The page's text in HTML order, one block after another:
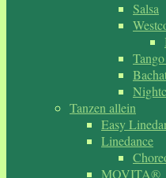
Salsa
Tanzen allein
Easy
Linedance
MOVITA®